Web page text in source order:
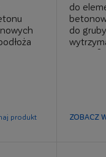
produkt
do
do
2
ZOBACZ